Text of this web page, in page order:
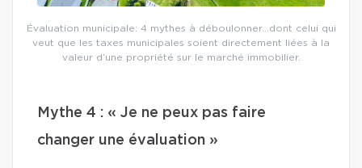
Évaluation municipale: 4 mythes à déboulonner…dont celui qui
veut que les taxes municipales soient directement liées à la
valeur d’une propriété sur le marché immobilier.
Mythe 4 : « Je ne peux pas faire
changer une évaluation »